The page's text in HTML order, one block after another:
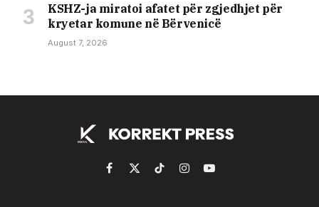
KSHZ-ja miratoi afatet për zgjedhjet për
kryetar komune në Bërvenicë
August 7, 2026
Facebook
X
TikTokInstagramYouTube